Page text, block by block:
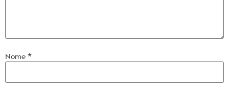
Nome *